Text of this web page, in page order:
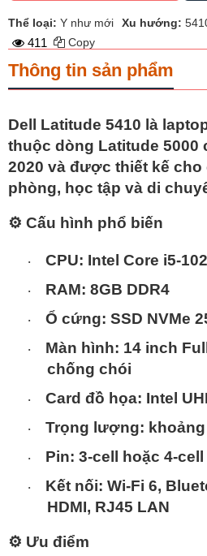
Thể loại: Y như mới Xu hướng:
411 Copy
Thông tin sản phẩm
Dell Latitude 5410 là
thuộc dòng Latitude 5000
2020 và được thiết kế cho
phòng, học tập và di
⚙️ Cấu hình phổ biến
· CPU: Intel Core i5-
· RAM: 8GB DDR4
· Ổ cứng: SSD NVMe
· Màn hình: 14 inch
chống chói
· Card đồ họa: Intel
· Trọng lượng: khoảng
· Pin: 3-cell hoặc 4-
· Kết nối: Wi-Fi 6,
HDMI, RJ45 LAN
⚙️ Ưu điểm